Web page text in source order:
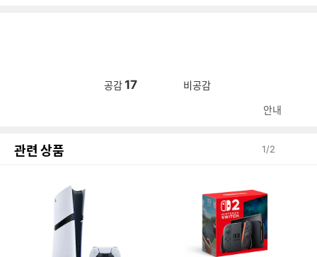
공감 17 비공감
안내
관련 상품 1/2